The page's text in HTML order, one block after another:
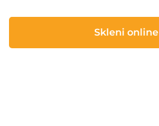
Skleni online